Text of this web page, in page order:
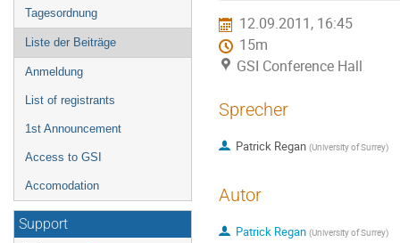
Tagesordnung
Liste der Beiträge
Anmeldung
List of registrants
1st Announcement
Access to GSI
Accomodation
Support
12.09.2011, 16:45
15m
GSI Conference Hall
Sprecher
Patrick Regan (University of Surrey)
Autor
Patrick Regan (University of Surrey)